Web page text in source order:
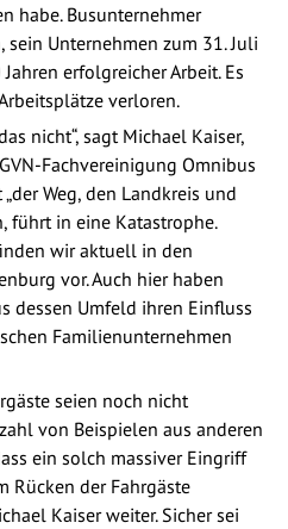
habe. Busunternehmer
sein Unternehmen zum 31. Juli
erfolgreicher Arbeit. Es
verloren.
nicht“, sagt Michael Kaiser,
Fachvereinigung Omnibus
Weg, den Landkreis und
führt in eine Katastrophe.
wir aktuell in den
vor. Auch hier haben
dessen Umfeld ihren Einfluss
Familienunternehmen
seien noch nicht
von Beispielen aus anderen
ein solch massiver Eingriff
Rücken der Fahrgäste
Kaiser weiter. Sicher sei